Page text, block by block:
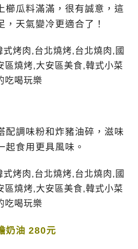
櫛瓜料滿滿，很有誠意，這
，天氣變冷更適合了！
配調味粉和炸豬油碎，滋味
起食用更具風味。
奶油 280元